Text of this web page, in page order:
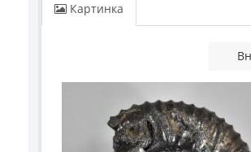
Картинка